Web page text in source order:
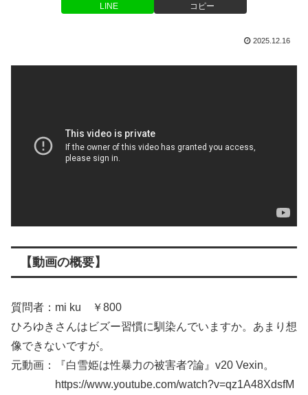
LINE コピー
2025.12.16
【動画の概要】
質問者：mi ku ￥800
ひろゆきさんはビズー習慣に馴染んでいますか。あまり想
像できないですが。
元動画：『白雪姫は性暴力の被害者?論』v20 Vexin。
https://www.youtube.com/watch?v=qz1A48XdsfM